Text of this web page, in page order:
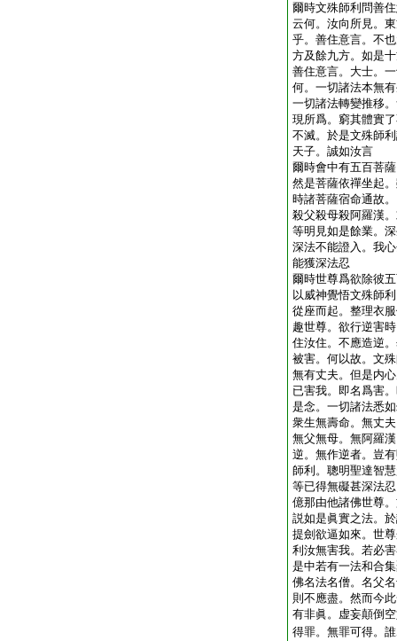
爾時文殊師利問善
云何。汝向所見。
乎。善住意言。不
方及餘九方。如是
善住意言。大士。
何。一切諸法本無
一切諸法轉變推移
現所爲。窮其體實
不滅。於是文殊師
天子。誠如汝言
爾時會中有五百菩
然是菩薩依禪坐起
時諸菩薩宿命通故
殺父殺母殺阿羅漢
等明見如是餘業。
深法不能證入。我
能獲深法忍
爾時世尊爲欲除彼
以威神覺悟文殊師
從座而起。整理衣
趣世尊。欲行逆害
住汝住。不應造逆
被害。何以故。文
無有丈夫。但是内
已害我。即名爲害
是念。一切諸法悉
衆生無壽命。無丈
無父無母。無阿羅
逆。無作逆者。豈
師利。聰明聖達智
等已得無礙甚深法
億那由他諸佛世尊
説如是眞實之法。
提劍欲逼如來。世
利汝無害我。若必
是中若有一法和合
佛名法名僧。名父
則不應盡。然而今
有非眞。虚妄顛倒
得罪。無罪可得。